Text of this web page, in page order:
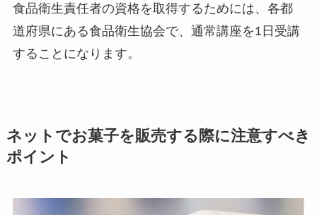
食品衛生責任者の資格を取得するためには、各都
道府県にある食品衛生協会で、通常講座を1日受講
することになります。
ネットでお菓子を販売する際に注意すべき
ポイント